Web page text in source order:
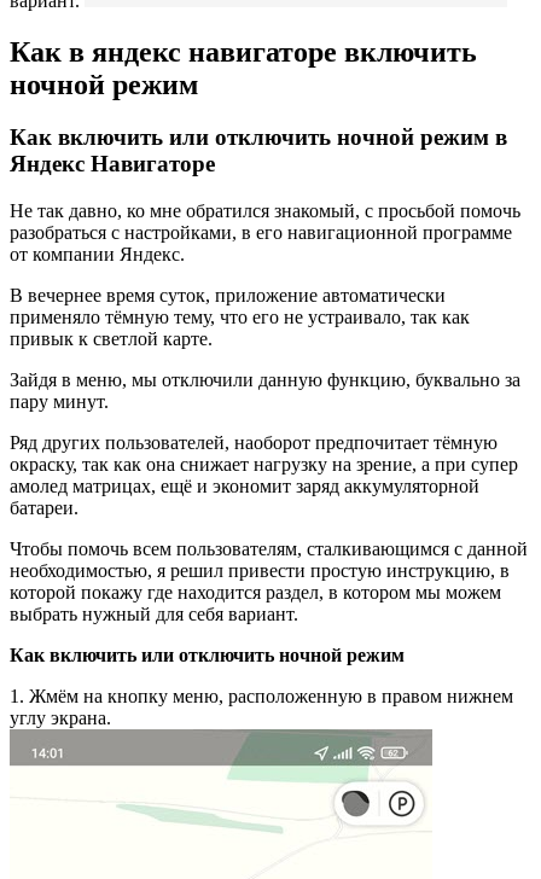
Как в яндекс навигаторе включить
ночной режим
Как включить или отключить ночной режим в
Яндекс Навигаторе
Не так давно, ко мне обратился знакомый, с просьбой помочь
разобраться с настройками, в его навигационной программе
от компании Яндекс.
В вечернее время суток, приложение автоматически
применяло тёмную тему, что его не устраивало, так как
привык к светлой карте.
Зайдя в меню, мы отключили данную функцию, буквально за
пару минут.
Ряд других пользователей, наоборот предпочитает тёмную
окраску, так как она снижает нагрузку на зрение, а при супер
амолед матрицах, ещё и экономит заряд аккумуляторной
батареи.
Чтобы помочь всем пользователям, сталкивающимся с данной
необходимостью, я решил привести простую инструкцию, в
которой покажу где находится раздел, в котором мы можем
выбрать нужный для себя вариант.
Как включить или отключить ночной режим
1. Жмём на кнопку меню, расположенную в правом нижнем
углу экрана.